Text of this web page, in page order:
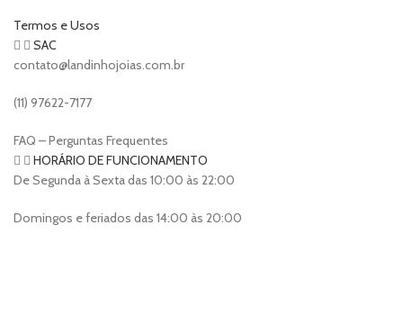
Termos e Usos
SAC
contato@landinhojoias.com.br
(11) 97622-7177
FAQ – Perguntas Frequentes
HORÁRIO DE FUNCIONAMENTO
De Segunda à Sexta das 10:00 às 22:00
Domingos e feriados das 14:00 às 20:00